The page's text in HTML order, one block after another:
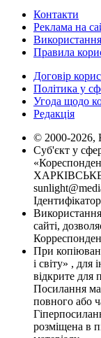
Контакти
Реклама на
Правила
Договір
Політика у
Угода щодо
Редакція
© 2000-2026,
Суб'єкт у
ХАРКІВСЬКЕ
сайті,
При
і світу» , для
відкрите для
Посилання
повного або
розміщена в